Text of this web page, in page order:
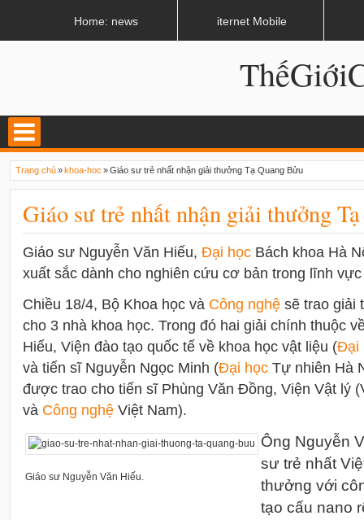
Trang chủ»khoa-hoc »Giáo sư trẻ nhất nhận giải thưởng Tạ Quang Bửu
Giáo sư trẻ nhất nhận giải thưởng
Giáo sư Nguyễn Văn Hiếu, Đại học Bách khoa Hà
xuất sắc dành cho nghiên cứu cơ bản trong lĩnh
Chiều 18/4, Bộ Khoa học và Công nghệ sẽ trao giải
cho 3 nhà khoa học. Trong đó hai giải chính thuộc
Hiếu, Viện đào tạo quốc tế về khoa học vật liệu (Đại
và tiến sĩ Nguyễn Ngọc Minh (Đại học Tự nhiên Hà
được trao cho tiến sĩ Phùng Văn Đồng, Viện Vật lý
và Công nghệ Việt Nam).
Giáo sư Nguyễn Văn Hiếu.
Ông Nguyễn
sư trẻ nhất
thưởng với
tạo cấu nano
Home: news iternet Mobile